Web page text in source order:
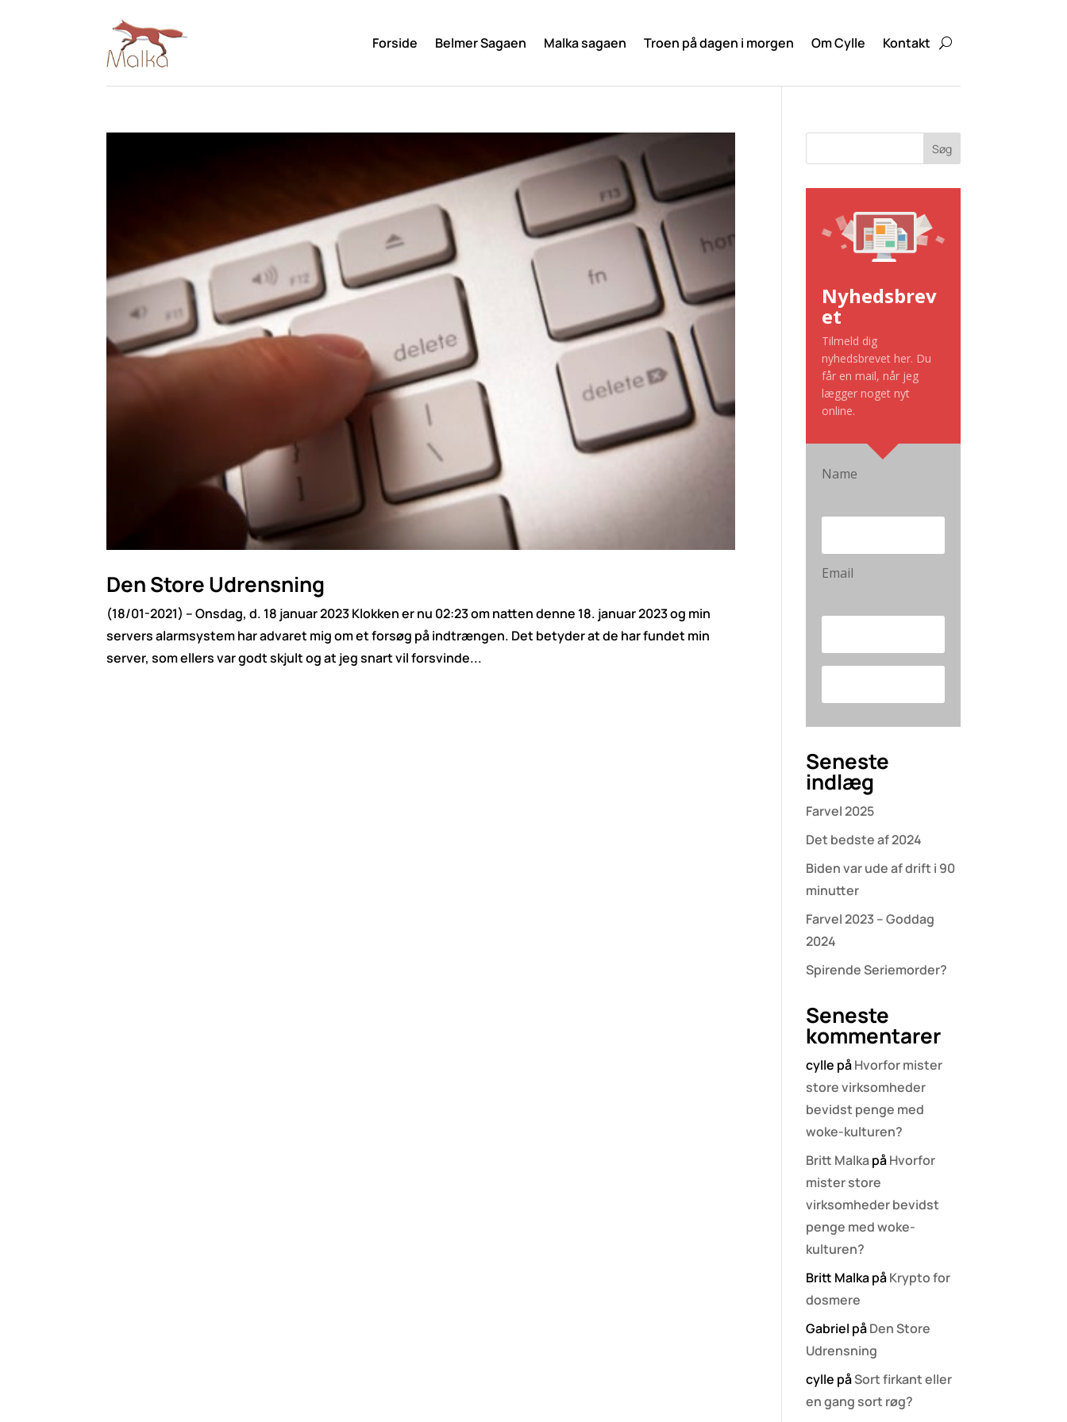
Forside Belmer Sagaen Malka sagaen Troen på dagen i morgen Om Cylle Kontakt
Den Store Udrensning
(18/01-2021) – Onsdag, d. 18 januar 2023 Klokken er nu 02:23 om natten denne 18. januar 2023 og min
servers alarmsystem har advaret mig om et forsøg på indtrængen. Det betyder at de har fundet min
server, som ellers var godt skjult og at jeg snart vil forsvinde...
Søg
Nyhedsbrev
et
Tilmeld dig
nyhedsbrevet her. Du
får en mail, når jeg
lægger noget nyt
online.
Name
Email
Seneste
indlæg
Farvel 2025
Det bedste af 2024
Biden var ude af drift i 90
minutter
Farvel 2023 – Goddag
2024
Spirende Seriemorder?
Seneste
kommentarer
cylle påHvorfor mister
store virksomheder
bevidst penge med
woke-kulturen?
Britt MalkapåHvorfor
mister store
virksomheder bevidst
penge med woke-
kulturen?
Britt MalkapåKrypto for
dosmere
Gabriel påDen Store
Udrensning
cylle påSort firkant eller
en gang sort røg?